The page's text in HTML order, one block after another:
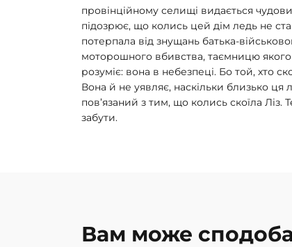
провінційному селищі видається
підозрює, що колись цей дім ледь не
потерпала від знущань батька-
моторошного вбивства, таємницю
розуміє: вона в небезпеці. Бо той, хто
Вона й не уявляє, наскільки близько ця
пов’язаний з тим, що колись скоїла
забути.
Вам може